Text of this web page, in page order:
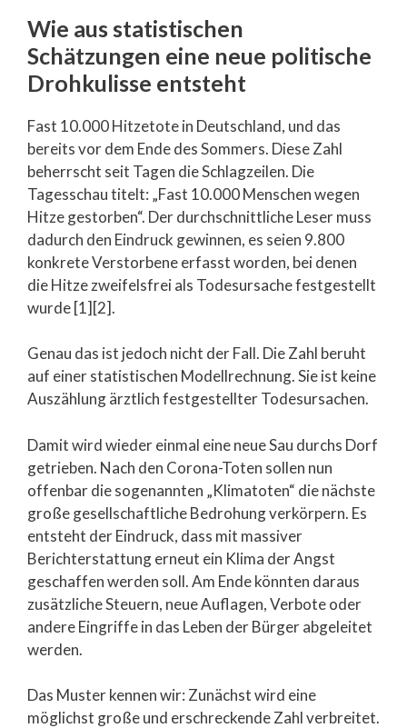
Wie aus statistischen
Schätzungen eine neue politische
Drohkulisse entsteht
Fast 10.000 Hitzetote in Deutschland, und das
bereits vor dem Ende des Sommers. Diese Zahl
beherrscht seit Tagen die Schlagzeilen. Die
Tagesschau titelt: „Fast 10.000 Menschen wegen
Hitze gestorben“. Der durchschnittliche Leser muss
dadurch den Eindruck gewinnen, es seien 9.800
konkrete Verstorbene erfasst worden, bei denen
die Hitze zweifelsfrei als Todesursache festgestellt
wurde [1][2].
Genau das ist jedoch nicht der Fall. Die Zahl beruht
auf einer statistischen Modellrechnung. Sie ist keine
Auszählung ärztlich festgestellter Todesursachen.
Damit wird wieder einmal eine neue Sau durchs Dorf
getrieben. Nach den Corona-Toten sollen nun
offenbar die sogenannten „Klimatoten“ die nächste
große gesellschaftliche Bedrohung verkörpern. Es
entsteht der Eindruck, dass mit massiver
Berichterstattung erneut ein Klima der Angst
geschaffen werden soll. Am Ende könnten daraus
zusätzliche Steuern, neue Auflagen, Verbote oder
andere Eingriffe in das Leben der Bürger abgeleitet
werden.
Das Muster kennen wir: Zunächst wird eine
möglichst große und erschreckende Zahl verbreitet.